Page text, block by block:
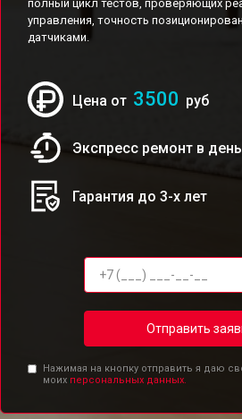
полный цикл тестов, проверяющих
управления, точность
датчиками.
Цена от 3500 руб
Экспресс ремонт в
Гарантия до 3-х лет
Отправить
Нажимая на кнопку отправить я даю
моих персональных данных.